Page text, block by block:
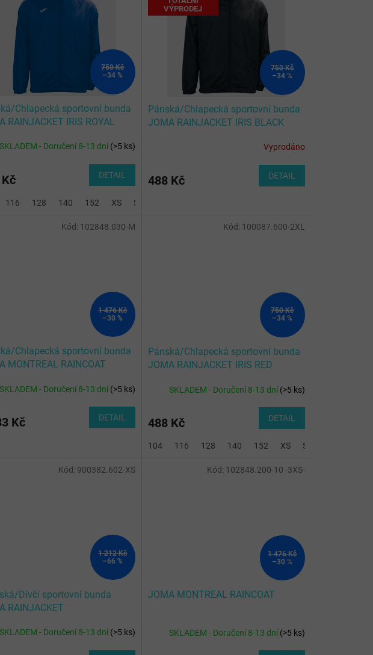
750 Kč
–34 %
Chlapecká sportovní bunda
RAINJACKET IRIS ROYAL
SKLADEM - Doručení 8-13 dní(>5 ks)
DETAIL
116 128 140 152 XS S
VÝPRODEJ
750 Kč
–34 %
Pánská/Chlapecká sportovní bunda
JOMA RAINJACKET IRIS BLACK
Vyprodáno
488 Kč DETAIL
1 476 Kč
–30 %
Chlapecká sportovní bunda
MONTREAL RAINCOAT
SKLADEM - Doručení 8-13 dní(>5 ks)
Kč DETAIL
Kód: 102848.030-M
750 Kč
–34 %
Pánská/Chlapecká sportovní bunda
JOMA RAINJACKET IRIS RED
SKLADEM - Doručení 8-13 dní(>5 ks)
488 Kč DETAIL
104 116 128 140 152 XS S
Kód: 100087.600-2XL
1 212 Kč
–66 %
Dívčí sportovní bunda
RAINJACKET
SKLADEM - Doručení 8-13 dní(>5 ks)
Kód: 900382.602-XS
1 476 Kč
–30 %
JOMA MONTREAL RAINCOAT
SKLADEM - Doručení 8-13 dní(>5 ks)
Kód: 102848.200-10 -3XS-